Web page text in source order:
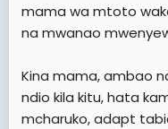
mama wa mtoto
na mwanao
Kina mama, ambao
ndio kila kitu, hata
mcharuko, adapt